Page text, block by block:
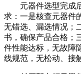
元器件选型完成
求：一是核查元器件
无错选、漏选情况；
书，确保产品合格；
件性能达标，无故障
线规范，无松动、接